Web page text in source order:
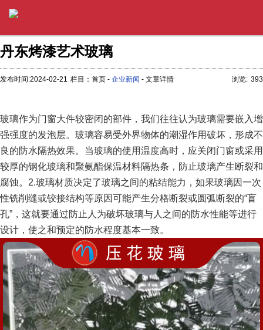
丹东烤漆艺术玻璃
发布时间:2024-02-21 栏目：首页 - 企业新闻 - 文章详情 浏览: 393
玻璃作为门窗大件较密闭的部件，我们往往认为玻璃需要嵌入增
强强度的发泡层。玻璃容易受外界物体的潮湿作用破坏，形成不
良的防水隔热效果。当玻璃的使用温度高时，应关闭门窗或采用
较厚的钢化玻璃和聚氨酯保温材料隔热条，防止玻璃产生断裂和
腐蚀。2.玻璃材质决定了玻璃之间的粘结能力，如果玻璃因一次
性铣削缝或铰接结构等原因可能产生分格断裂或圆弧断裂的“盲
孔”，这就要通过防止人为破坏玻璃与人之间的防水性能等进行
设计，使之和预定的防水程度基本一致。